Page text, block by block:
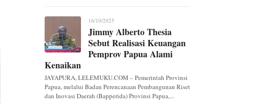
16/10/2025
Jimmy Alberto Thesia
Sebut Realisasi Keuangan
Pemprov Papua Alami
Kenaikan
JAYAPURA, LELEMUKU.COM – Pemerintah Provinsi
Papua, melalui Badan Perencanaan Pembangunan Riset
dan Inovasi Daerah (Bapperida) Provinsi Papua,...